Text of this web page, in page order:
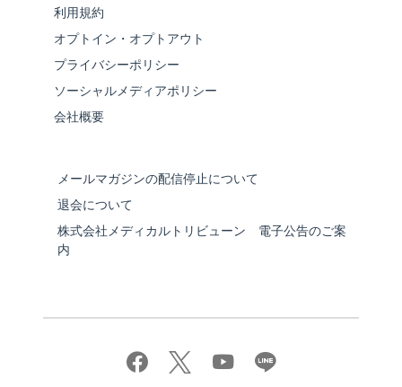
利用規約
オプトイン・オプトアウト
プライバシーポリシー
ソーシャルメディアポリシー
会社概要
メールマガジンの配信停止について
退会について
株式会社メディカルトリビューン 電子公告のご案
内